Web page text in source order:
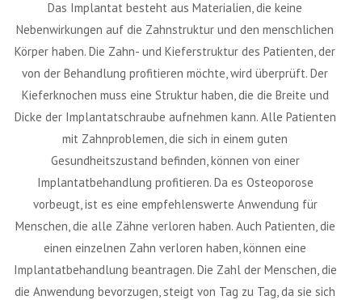
Das Implantat besteht aus Materialien, die keine
Nebenwirkungen auf die Zahnstruktur und den menschlichen
Körper haben. Die Zahn- und Kieferstruktur des Patienten, der
von der Behandlung profitieren möchte, wird überprüft. Der
Kieferknochen muss eine Struktur haben, die die Breite und
Dicke der Implantatschraube aufnehmen kann. Alle Patienten
mit Zahnproblemen, die sich in einem guten
Gesundheitszustand befinden, können von einer
Implantatbehandlung profitieren. Da es Osteoporose
vorbeugt, ist es eine empfehlenswerte Anwendung für
Menschen, die alle Zähne verloren haben. Auch Patienten, die
einen einzelnen Zahn verloren haben, können eine
Implantatbehandlung beantragen. Die Zahl der Menschen, die
die Anwendung bevorzugen, steigt von Tag zu Tag, da sie sich